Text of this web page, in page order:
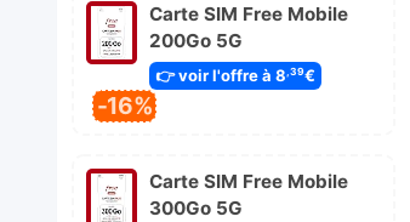
Carte SIM Free Mobile
200Go 5G
👉 voir l'offre à 8,39€
-16%
Carte SIM Free Mobile
300Go 5G